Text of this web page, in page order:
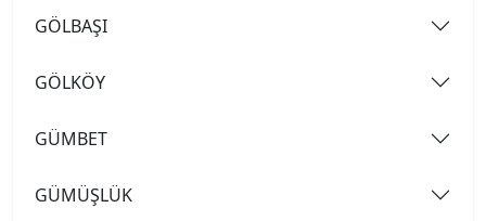
GÖLBAŞI
GÖLKÖY
GÜMBET
GÜMÜŞLÜK